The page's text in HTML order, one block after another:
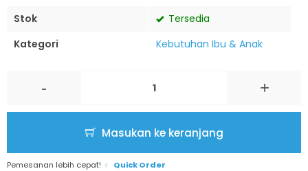
Stok
Tersedia
Kategori
Kebutuhan Ibu & Anak
- +
Masukan ke keranjang
Pemesanan lebih cepat! Quick Order